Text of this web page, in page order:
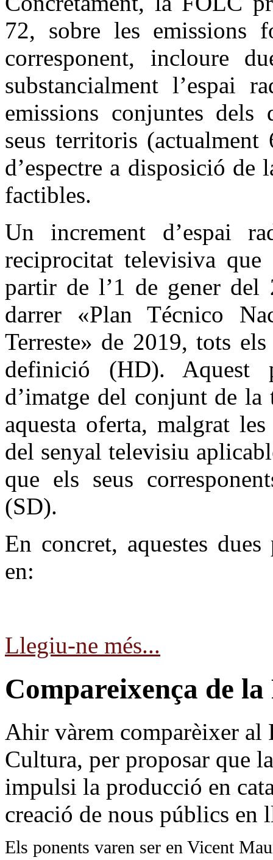
72, sobre les emissions
corresponent, incloure
substancialment l’espai
emissions conjuntes dels
seus territoris
d’espectre a disposició de
factibles.
Un increment d’espai
reciprocitat televisiva que
partir de l’1 de gener del
darrer «Plan Técnico
Terreste» de 2019, tots els
definició (HD). Aquest
d’imatge del conjunt de
aquesta oferta, malgrat
del senyal televisiu
que els seus
(SD).
En concret, aquestes dues
en:
Llegiu-ne més...
Compareixença de
Ahir vàrem comparèixer al
Cultura, per proposar que
impulsi la producció en
creació de nous públics en
Els ponents varen ser en Vicent